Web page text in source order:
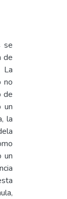
se
de
La
no
de
un
la
un